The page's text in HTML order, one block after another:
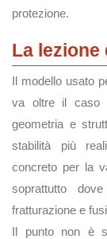
protezione.
La
Il modello usato
va oltre il caso
geometria e
stabilità più
concreto per la
soprattutto
fratturazione e
Il punto non è